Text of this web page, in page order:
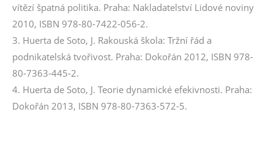
vítězí špatná politika. Praha: Nakladatelství Lidové noviny
2010, ISBN 978-80-7422-056-2.
3. Huerta de Soto, J. Rakouská škola: Tržní řád a
podnikatelská tvořivost. Praha: Dokořán 2012, ISBN 978-
80-7363-445-2.
4. Huerta de Soto, J. Teorie dynamické efekivnosti. Praha:
Dokořán 2013, ISBN 978-80-7363-572-5.